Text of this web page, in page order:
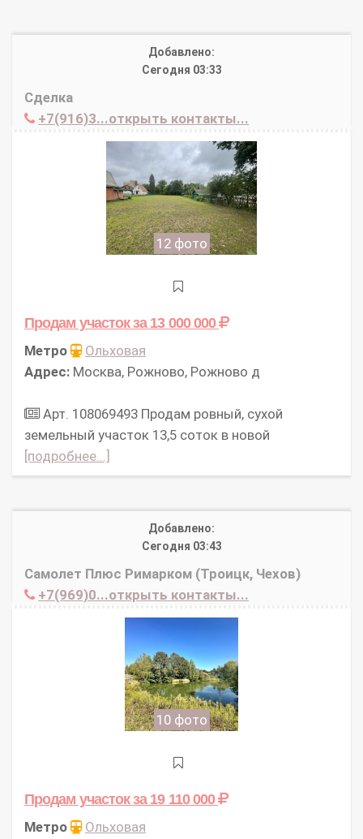
Добавлено:
Сегодня 03:33
Сделка
+7(916)3...открыть контакты...
12 фото
Продам участокза 13 000 000
Метро
Ольховая
Адрес: Москва, Рожново, Рожново д
Арт. 108069493 Продам ровный, сухой
земельный участок 13,5 соток в новой
[подробнее...]
Добавлено:
Сегодня 03:43
Самолет Плюс Римарком (Троицк, Чехов)
+7(969)0...открыть контакты...
10 фото
Продам участокза 19 110 000
Метро
Ольховая